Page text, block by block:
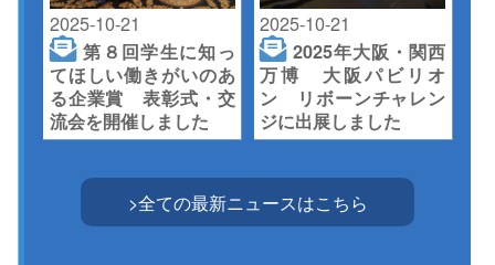
2025-10-21
第８回学生に知っ
てほしい働きがいのあ
る企業賞 表彰式・交
流会を開催しました
2025-10-21
2025年大阪・関西
万博 大阪パビリオ
ン リボーンチャレン
ジに出展しました
>全ての最新ニュースはこちら